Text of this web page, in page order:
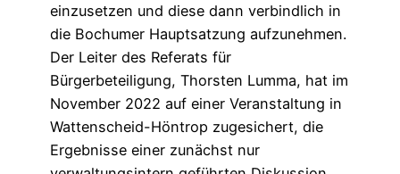
einzusetzen und diese dann verbindlich in
die Bochumer Hauptsatzung aufzunehmen.
Der Leiter des Referats für
Bürgerbeteiligung, Thorsten Lumma, hat im
November 2022 auf einer Veranstaltung in
Wattenscheid-Höntrop zugesichert, die
Ergebnisse einer zunächst nur